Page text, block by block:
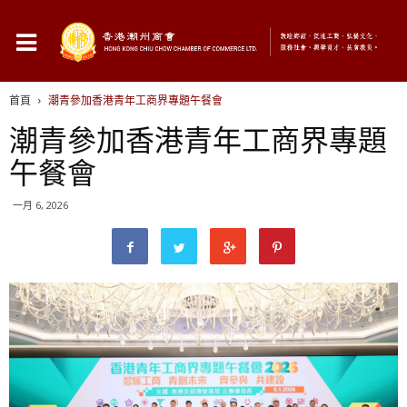
首頁 潮青參加香港青年工商界專題午餐會
潮青參加香港青年工商界專題
午餐會
一月 6, 2026